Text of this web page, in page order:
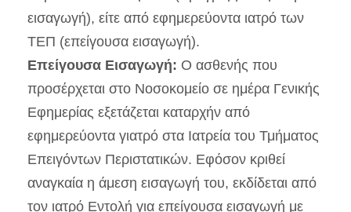
εισαγωγή), είτε από εφημερεύοντα ιατρό των
ΤΕΠ (επείγουσα εισαγωγή).
Επείγουσα Εισαγωγή: Ο ασθενής που
προσέρχεται στο Νοσοκομείο σε ημέρα Γενικής
Εφημερίας εξετάζεται καταρχήν από
εφημερεύοντα γιατρό στα Ιατρεία του Τμήματος
Επειγόντων Περιστατικών. Εφόσον κριθεί
αναγκαία η άμεση εισαγωγή του, εκδίδεται από
τον ιατρό Εντολή για επείγουσα εισαγωγή με